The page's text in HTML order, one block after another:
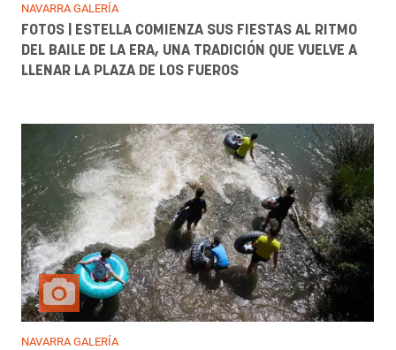
NAVARRA GALERÍA
FOTOS | ESTELLA COMIENZA SUS FIESTAS AL RITMO
DEL BAILE DE LA ERA, UNA TRADICIÓN QUE VUELVE A
LLENAR LA PLAZA DE LOS FUEROS
NAVARRA GALERÍA